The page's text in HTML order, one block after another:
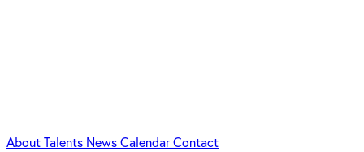
AboutTalents NewsCalendarContact